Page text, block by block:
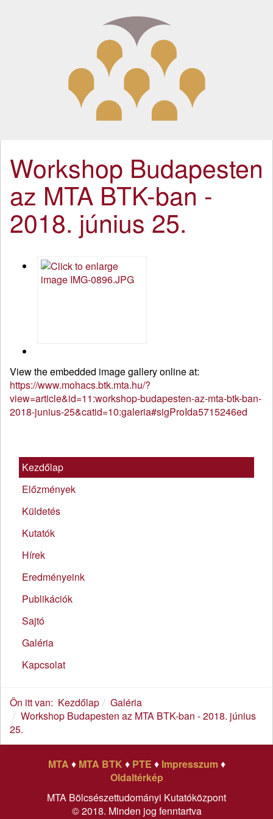
Workshop Budapesten
az MTA BTK-ban -
2018. június 25.
View the embedded image gallery online at:
https://www.mohacs.btk.mta.hu/?
view=article&id=11:workshop-budapesten-az-mta-btk-ban-
2018-junius-25&catid=10:galeria#sigProIda5715246ed
Kezdőlap
Előzmények
Küldetés
Kutatók
Hírek
Eredményeink
Publikációk
Sajtó
Galéria
Kapcsolat
Ön itt van: Kezdőlap
Galéria
Workshop Budapesten az MTA BTK-ban - 2018. június
25.
MTA ♦ MTA BTK ♦ PTE ♦ Impresszum♦
Oldaltérkép
MTA Bölcsészettudományi Kutatóközpont
© 2018. Minden jog fenntartva